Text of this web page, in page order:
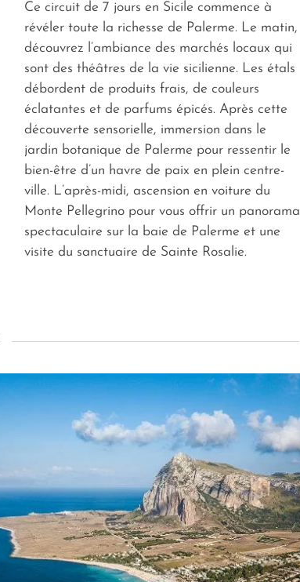
Ce circuit de 7 jours en Sicile commence à
révéler toute la richesse de Palerme. Le matin,
découvrez l’ambiance des marchés locaux qui
sont des théâtres de la vie sicilienne. Les étals
débordent de produits frais, de couleurs
éclatantes et de parfums épicés. Après cette
découverte sensorielle, immersion dans le
jardin botanique de Palerme pour ressentir le
bien-être d’un havre de paix en plein centre-
ville. L’après-midi, ascension en voiture du
Monte Pellegrino pour vous offrir un panorama
spectaculaire sur la baie de Palerme et une
visite du sanctuaire de Sainte Rosalie.